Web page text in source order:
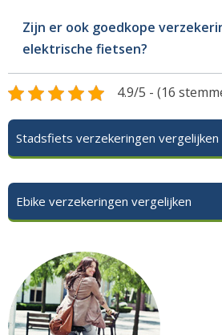
Zijn er ook goedkope
elektrische fietsen?
4.9/5 - (16
Stadsfiets verzekeringen vergelijken
Ebike verzekeringen vergelijken